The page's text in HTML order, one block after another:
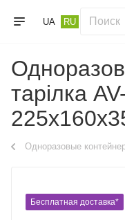
UA RU
тарілка
Одноразовые
Бесплатная доставка*